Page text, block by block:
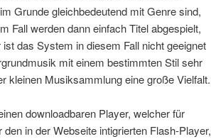
Grunde gleichbedeutend mit Genre sind,
Fall werden dann einfach Titel abgespielt,
das System in diesem Fall nicht geeignet
mit einem bestimmten Stil sehr
kleinen Musiksammlung eine große Vielfalt.
downloadbaren Player, welcher für
in der Webseite intigrierten Flash-Player,